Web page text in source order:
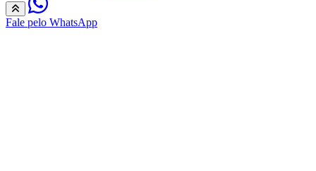
Fale pelo WhatsApp